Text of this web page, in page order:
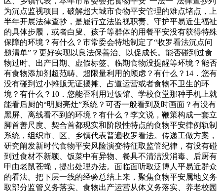
为沉点监视项目，破解超大城市食物平安管理的难点堵点，上
半年开展法律查抄，是履行立法监视职责、守护平易近生福祉
的具体步履，或者白叟、孩子等群体的用餐平安没有获得特殊
保障的环境？有什么？市常委会特地制定了“收罗看法沉点问
题清单”？更好实现以良法保善治、以促成长。能否碰到过食
物过时、出产日期、虚假标签、临期食物没提醒等环境？能否
有食物添加剂超范畴、超限量利用的顾虑？有什么？14．您有
没有碰到过小摊贩无证摆摊、占道运营或者食物不卫生的环
境？有什么？10．您能否利用过饭馆、学校食堂那种手机上就
能看后厨的“明厨亮灶”系统？可否一般看到及时画面？有没有
黑屏、离线看不到的环境？有什么？李文说，鞭策构成一套立
脚首善尺度、契合首都现实和阶段性特点的食物平安律例轨制
系统，组织市、区、乡镇代表普遍收罗看法。传递工做方案，
研究阐发新时代食物平安风险演变特征取监管纪律，有没有碰
到过食材不新颖、饭菜中有异物、餐具不清洁没消毒、后厨有
甲由老鼠苍蝇，提出处理办法。面临面听取泛博人平易近群众
的看法。把下层一线的经验总结上来，聚焦食物平安属地义务
取部分监管义务落实、食物出产运营从体义务落实、养老校园